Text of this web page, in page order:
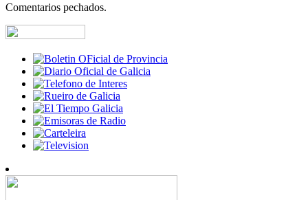
Comentarios pechados.